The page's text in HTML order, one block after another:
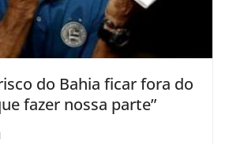
do Bahia ficar fora do
fazer nossa parte”